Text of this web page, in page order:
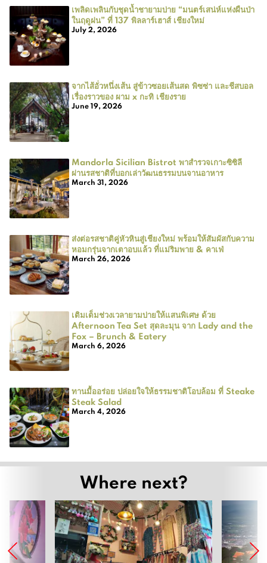
เพลิดเพลินกับชุดน้ำชายามบ่าย “มนตร์เสน่ห์แห่งผืนป่า
ในฤดูฝน” ที่ 137 พิลลาร์เฮาส์ เชียงใหม่
July 2, 2026
จากไส้อั่วหนึ่งเส้น สู่ข้าวซอยเส้นสด พิซซ่า และชีสบอล
เรื่องราวของ ผาม x กะทิ เชียงราย
June 19, 2026
Mandorla Sicilian Bistrot พาสำรวจเกาะซิซิลี
ผ่านรสชาติที่บอกเล่าวัฒนธรรมบนจานอาหาร
March 31, 2026
ส่งต่อรสชาติคู่หัวหินสู่เชียงใหม่ พร้อมให้สัมผัสกับความ
หอมกรุ่นจากเตาอบแล้ว ที่แม่ริมพาย & คาเฟ่
March 26, 2026
เติมเต็มช่วงเวลายามบ่ายให้แสนพิเศษ ด้วย
Afternoon Tea Set สุดละมุน จาก Lady and the
Fox – Brunch & Eatery
March 6, 2026
ทานมื้ออร่อย ปล่อยใจให้ธรรมชาติโอบล้อม ที่ Steake
Steak Salad
March 4, 2026
Where next?